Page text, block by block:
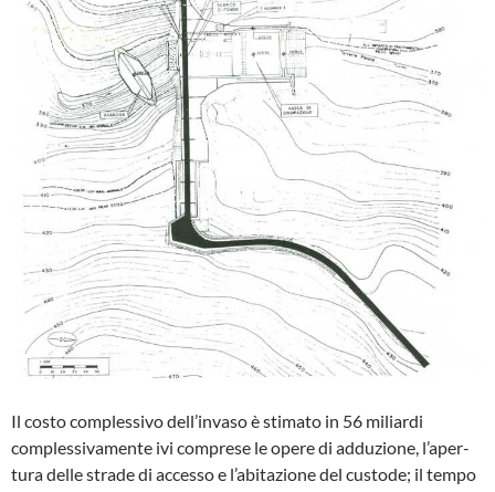
Il costo complessivo dell’invaso è stima­to in 56 miliardi
complessivamente ivi comprese le opere di adduzione, l’aper­
tura delle strade di accesso e l’abitazio­ne del custode; il tempo